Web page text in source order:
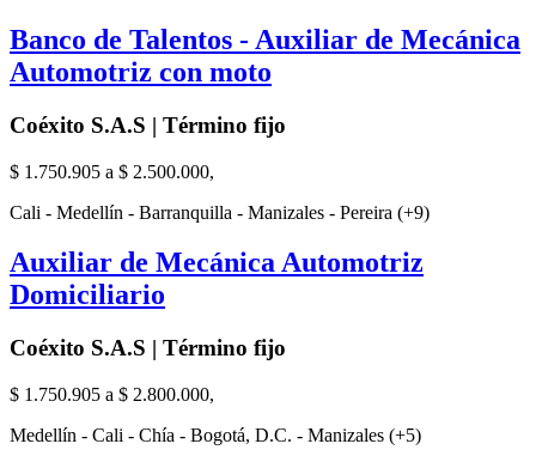
Banco de Talentos - Auxiliar de Mecánica
Automotriz con moto
Coéxito S.A.S | Término fijo
$ 1.750.905 a $ 2.500.000,
Cali - Medellín - Barranquilla - Manizales - Pereira (+9)
Auxiliar de Mecánica Automotriz
Domiciliario
Coéxito S.A.S | Término fijo
$ 1.750.905 a $ 2.800.000,
Medellín - Cali - Chía - Bogotá, D.C. - Manizales (+5)